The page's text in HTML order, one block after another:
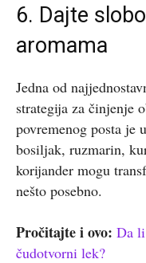
6. Dajte
aromama
Jedna od
strategija za činjenje
povremenog posta je
bosiljak, ruzmarin,
korijander mogu
nešto posebno.
Pročitajte i ovo: Da
čudotvorni lek?